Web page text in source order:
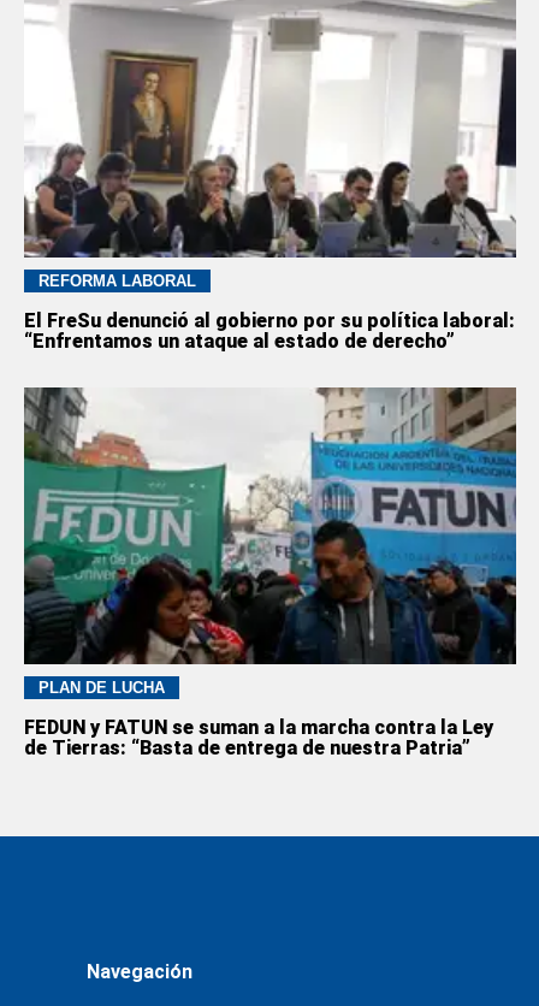
REFORMA LABORAL
El FreSu denunció al gobierno por su política laboral:
“Enfrentamos un ataque al estado de derecho”
PLAN DE LUCHA
FEDUN y FATUN se suman a la marcha contra la Ley
de Tierras: “Basta de entrega de nuestra Patria”
Navegación